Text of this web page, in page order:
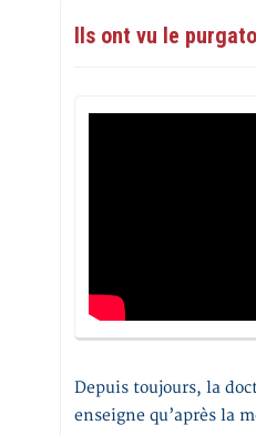
Ils ont vu le
Depuis toujours, la
enseigne qu’après la